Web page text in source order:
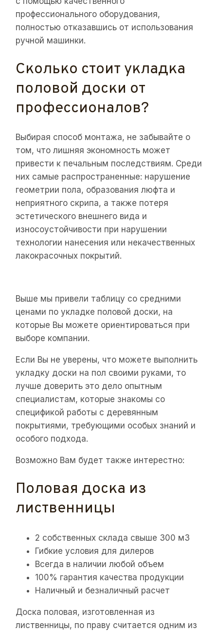
профессионального оборудования,
полностью отказавшись от использования
ручной машинки.
Сколько стоит укладка
половой доски от
профессионалов?
Выбирая способ монтажа, не забывайте о
том, что лишняя экономность может
привести к печальным последствиям. Среди
них самые распространенные: нарушение
геометрии пола, образования люфта и
неприятного скрипа, а также потеря
эстетического внешнего вида и
износоустойчивости при нарушении
технологии нанесения или некачественных
лакокрасочных покрытий.
Выше мы привели таблицу со средними
ценами по укладке половой доски, на
которые Вы можете ориентироваться при
выборе компании.
Если Вы не уверены, что можете выполнить
укладку доски на пол своими руками, то
лучше доверить это дело опытным
специалистам, которые знакомы со
спецификой работы с деревянным
покрытиями, требующими особых знаний и
особого подхода.
Возможно Вам будет также интерестно:
Половая доска из
лиственницы
2 собственных склада свыше 300 м3
Гибкие условия для дилеров
Всегда в наличии любой объем
100% гарантия качества продукции
Наличный и безналичный расчет
Доска половая, изготовленная из
лиственницы, по праву считается одним из